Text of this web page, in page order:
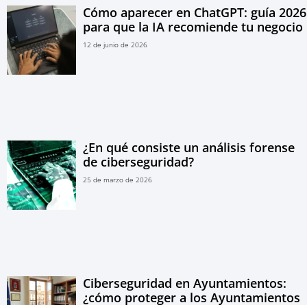
Cómo aparecer en ChatGPT: guía 2026
para que la IA recomiende tu negocio
12 de junio de 2026
¿En qué consiste un análisis forense
de ciberseguridad?
25 de marzo de 2026
Ciberseguridad en Ayuntamientos:
¿cómo proteger a los Ayuntamientos